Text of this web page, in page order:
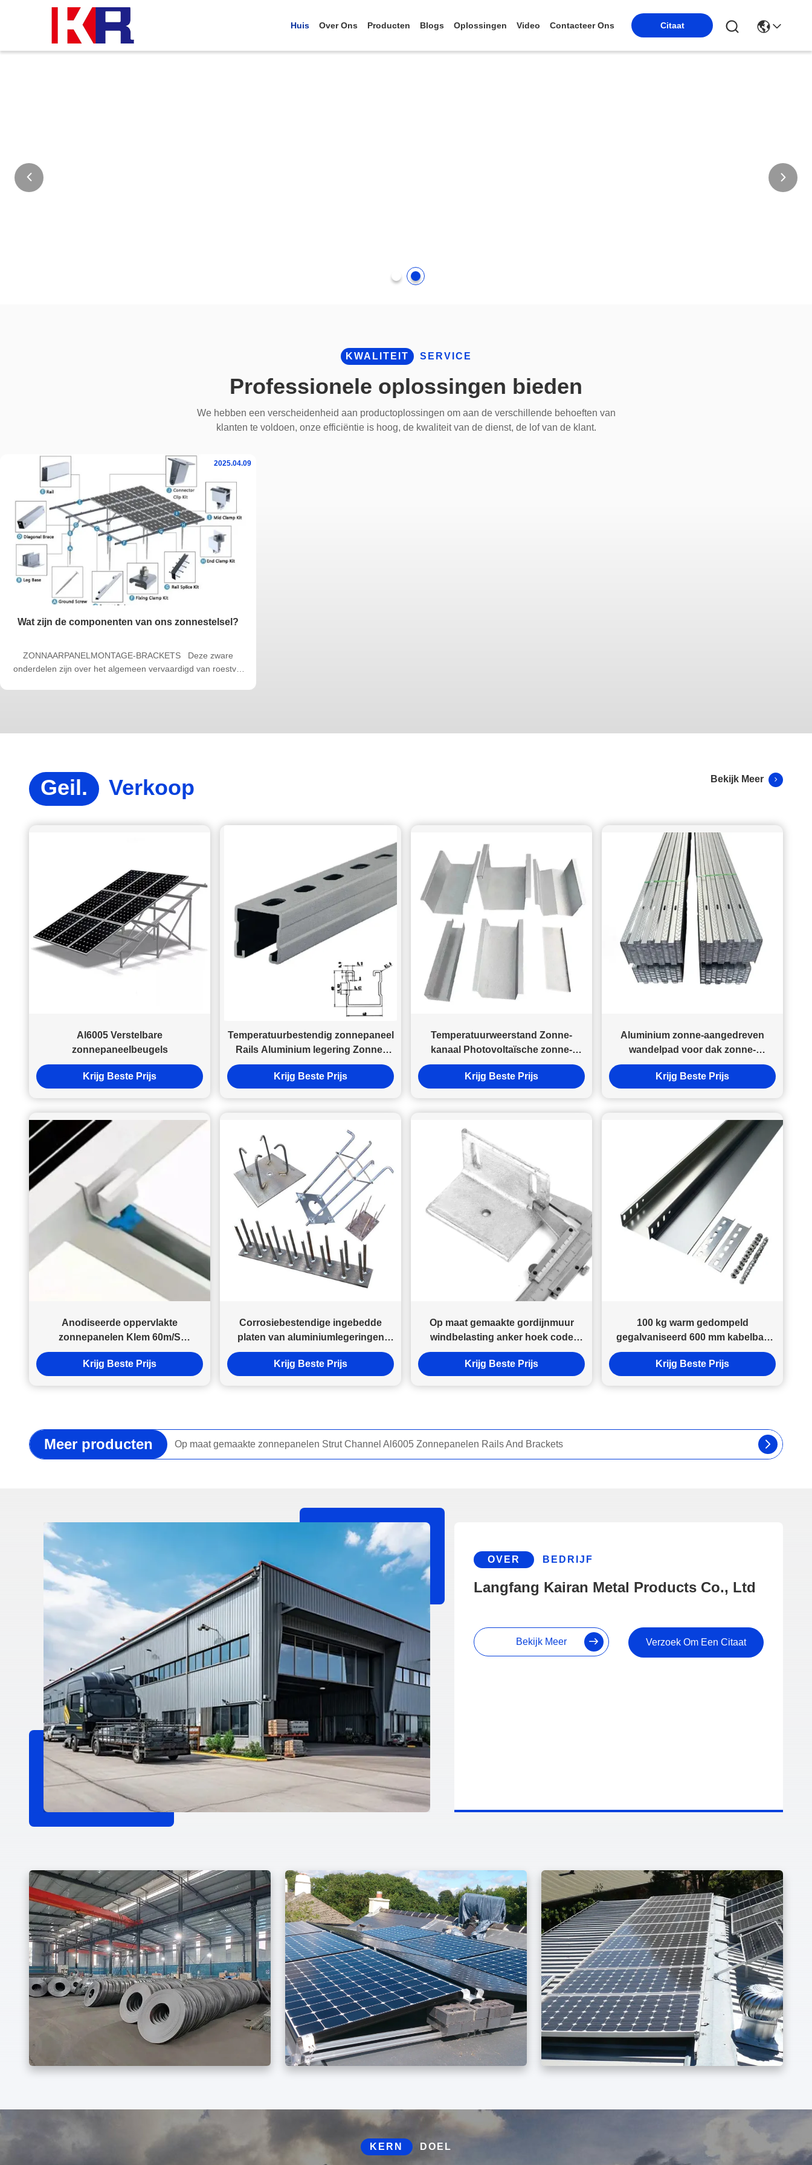
Huis Over Ons Producten Blogs Oplossingen Video Contacteer Ons Citaat
KWALITEIT SERVICE
Professionele oplossingen bieden
We hebben een verscheidenheid aan productoplossingen om aan de verschillende behoeften van
klanten te voldoen, onze efficiëntie is hoog, de kwaliteit van de dienst, de lof van de klant.
2025.04.09
Wat zijn de componenten van ons zonnestelsel?
ZONNAARPANELMONTAGE-BRACKETS Deze zware
onderdelen zijn over het algemeen vervaardigd van roestvrij
zonne-installatie beugels zijn ontworpen om gemakkelijk te
klemmen zijn verbonden met de verbinding van een
zonnepaneel en maken gebruik van roestvrijstalen
setskroeven om te garanderen dat de panelen opgesteld
of volledig in de naad binnendringen.met inbegrip van de
toegekende roestvrijstalen toebehoren, kan op dezelfde
manier voorzien van gegraven gaten die werken met de
aansluiting van extra items. Zonnepaneel montage STRUT
CANAL Strutkanalen worden gebruikt langs rails, klemmen
en andere toepassingen om steun te bieden aan de
cantileverarm om het framen van montageconstructies voor
zonnepanelen te helpen monteren.Ze zijn een
verbindingsmechanisme dat twee additieven verbindt en het
efficiëntie van het systeem.De hoek van de matrix en de
positie van de bevestigingsschroeven bepaalt hoeveel
zonlicht door de panelen wordt opgenomen en hoeveel aan
de randen van het paneel wordt verlorenDe schroeven
kantelen om de zon te volgen.
Geil. Verkoop Bekijk Meer
Al6005 Verstelbare
zonnepaneelbeugels
Krijg Beste Prijs
Temperatuurbestendig zonnepaneel
Rails Aluminium legering Zonne-
Rail Kit
Krijg Beste Prijs
Temperatuurweerstand Zonne-
kanaal Photovoltaïsche zonne-
strutkanaal
Krijg Beste Prijs
Aluminium zonne-aangedreven
wandelpad voor dak zonne-
slipweerstand zonnewandelpad
Krijg Beste Prijs
Anodiseerde oppervlakte
zonnepanelen Klem 60m/S
Middenklemmen Zonnepanelen
Krijg Beste Prijs
Corrosiebestendige ingebedde
platen van aluminiumlegeringen
voor beton
Krijg Beste Prijs
Op maat gemaakte gordijnmuur
windbelasting anker hoek code
anker bouwmaterialen
Krijg Beste Prijs
100 kg warm gedompeld
gegalvaniseerd 600 mm kabelbak
gegalvaniseerd
Krijg Beste Prijs
Meer producten Solarpaneel bevestigingsbeugels SUS304 Al6005
OVER BEDRIJF
Langfang Kairan Metal Products Co., Ltd
Bekijk Meer Verzoek Om Een Citaat
KERN DOEL